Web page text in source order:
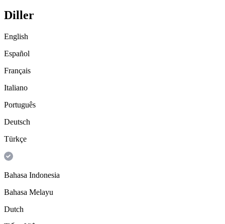
Diller
English
Español
Français
Italiano
Português
Deutsch
Türkçe
Bahasa Indonesia
Bahasa Melayu
Dutch